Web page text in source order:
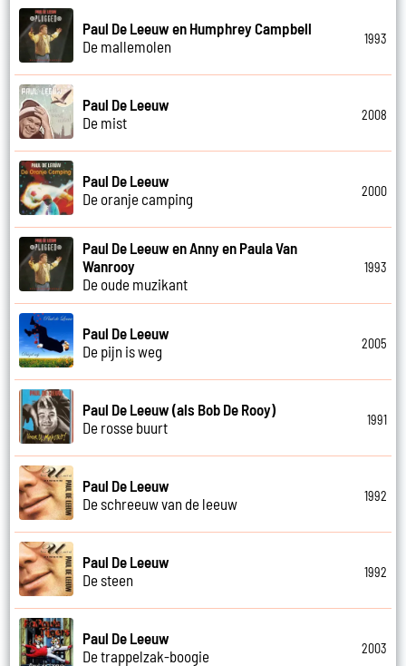
Paul De Leeuw en Humphrey Campbell
De mallemolen
1993
Paul De Leeuw
De mist
2008
Paul De Leeuw
De oranje camping
2000
Paul De Leeuw en Anny en Paula Van
Wanrooy
De oude muzikant
1993
Paul De Leeuw
De pijn is weg
2005
Paul De Leeuw (als Bob De Rooy)
De rosse buurt
1991
Paul De Leeuw
De schreeuw van de leeuw
1992
Paul De Leeuw
De steen
1992
Paul De Leeuw
De trappelzak-boogie
2003